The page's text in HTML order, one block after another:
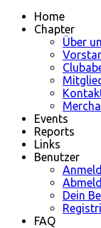
Home
Chapter
Über
Events
Reports
Links
Benutzer
Dein
FAQ